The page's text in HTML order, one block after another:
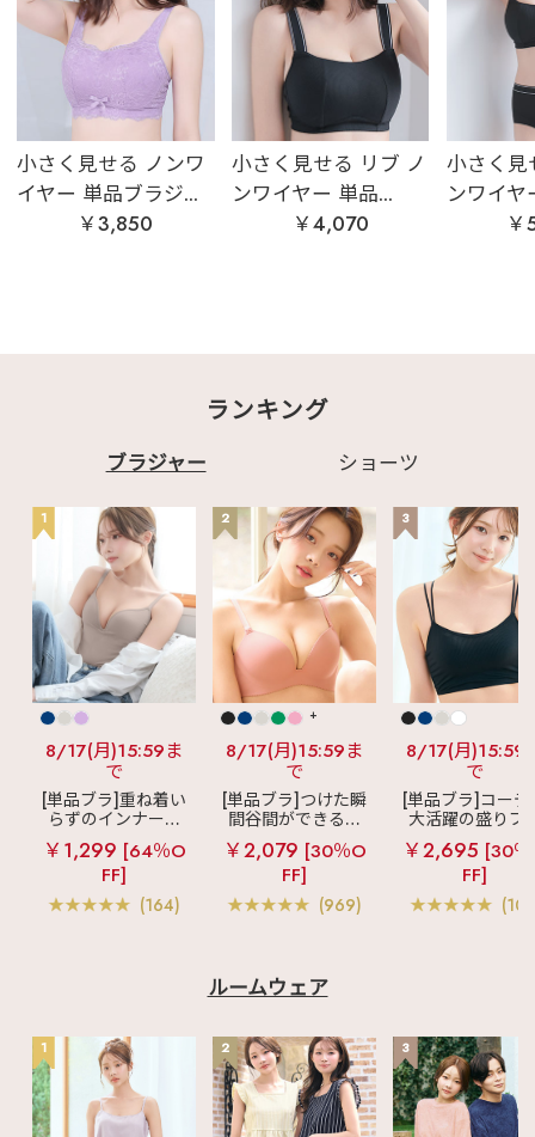
小さく見せる ノンワ
イヤー 単品ブラジ...
￥3,850
小さく見せる リブ ノ
ンワイヤー 単品...
￥4,070
小さく見
ンワイヤ
ランキング
ブラジャー ショーツ
1
8/17(月)15:59ま
で
[単品ブラ]重ね着い
らずのインナーブ
ラ
リッチバスト
ブラトップ (ワイヤ
ー入り)
￥1,299 [64％O
FF]
(164)
2
+
8/17(月)15:59ま
で
[単品ブラ]つけた瞬
間谷間ができるシ
ームレスブラ
超
盛ブラ(R) シームレ
ス 単品ブラジャー
￥2,079 [30％O
FF]
(969)
3
8/17(月)15:59
で
[単品ブラ]コーデ
大活躍の盛りブ
ショートレン
ス ブラトップ 超
ブラ(R) 単品ブ
ャー
￥2,695 [30
FF]
ルームウェア
1 2 3